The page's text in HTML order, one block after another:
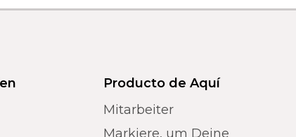
Producto de Aquí
Mitarbeiter
Markiere, um Deine